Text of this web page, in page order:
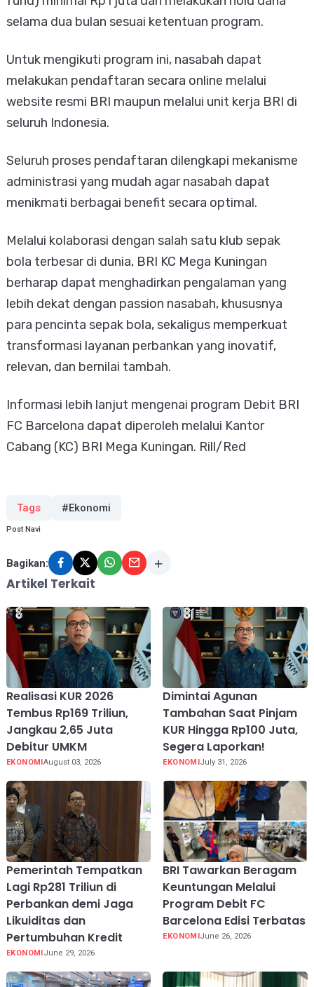
selama dua bulan sesuai ketentuan program.
Untuk mengikuti program ini, nasabah dapat
melakukan pendaftaran secara online melalui
website resmi BRI maupun melalui unit kerja BRI di
seluruh Indonesia.
Seluruh proses pendaftaran dilengkapi mekanisme
administrasi yang mudah agar nasabah dapat
menikmati berbagai benefit secara optimal.
Melalui kolaborasi dengan salah satu klub sepak
bola terbesar di dunia, BRI KC Mega Kuningan
berharap dapat menghadirkan pengalaman yang
lebih dekat dengan passion nasabah, khususnya
para pencinta sepak bola, sekaligus memperkuat
transformasi layanan perbankan yang inovatif,
relevan, dan bernilai tambah.
Informasi lebih lanjut mengenai program Debit BRI
FC Barcelona dapat diperoleh melalui Kantor
Cabang (KC) BRI Mega Kuningan. Rill/Red
Tags #Ekonomi
Post Navi
Bagikan:
Artikel Terkait
Realisasi KUR 2026
Tembus Rp169 Triliun,
Jangkau 2,65 Juta
Debitur UMKM
EKONOMIAugust 03, 2026
Dimintai Agunan
Tambahan Saat Pinjam
KUR Hingga Rp100 Juta,
Segera Laporkan!
EKONOMIJuly 31, 2026
Pemerintah Tempatkan
Lagi Rp281 Triliun di
Perbankan demi Jaga
Likuiditas dan
Pertumbuhan Kredit
EKONOMIJune 29, 2026
BRI Tawarkan Beragam
Keuntungan Melalui
Program Debit FC
Barcelona Edisi Terbatas
EKONOMIJune 26, 2026